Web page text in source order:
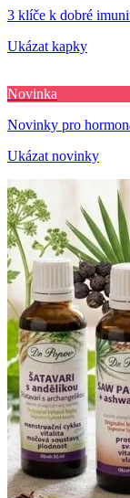
3 klíče k dobré
Ukázat kapky
Novinka
Novinky pro
Ukázat novinky